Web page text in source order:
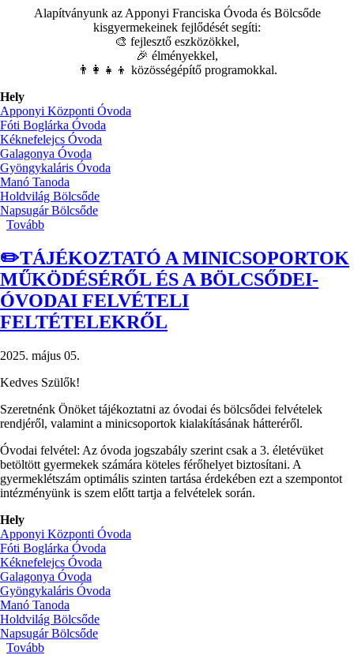
Alapítványunk az Apponyi Franciska Óvoda és Bölcsőde
kisgyermekeinek fejlődését segíti:
🎨 fejlesztő eszközökkel,
🎉 élményekkel,
👨‍👩‍👧‍👦 közösségépítő programokkal.
Hely
Apponyi Központi Óvoda
Fóti Boglárka Óvoda
Kéknefelejcs Óvoda
Galagonya Óvoda
Gyöngykaláris Óvoda
Manó Tanoda
Holdvilág Bölcsőde
Napsugár Bölcsőde
Tovább
Ön
is
az
Aprófalva
legkisebb
lakóit!)
✏️TÁJÉKOZTATÓ A MINICSOPORTOK
MŰKÖDÉSÉRŐL ÉS A BÖLCSŐDEI-
ÓVODAI FELVÉTELI
FELTÉTELEKRŐL
2025. május 05.
Kedves Szülők!
Szeretnénk Önöket tájékoztatni az óvodai és bölcsődei felvételek
rendjéről, valamint a minicsoportok kialakításának hátteréről.
Óvodai felvétel: Az óvoda jogszabály szerint csak a 3. életévüket
betöltött gyermekek számára köteles férőhelyet biztosítani. A
gyermeklétszám optimális szinten tartása érdekében ezt a szempontot
intézményünk is szem előtt tartja a felvételek során.
Hely
Apponyi Központi Óvoda
Fóti Boglárka Óvoda
Kéknefelejcs Óvoda
Galagonya Óvoda
Gyöngykaláris Óvoda
Manó Tanoda
Holdvilág Bölcsőde
Napsugár Bölcsőde
Tovább